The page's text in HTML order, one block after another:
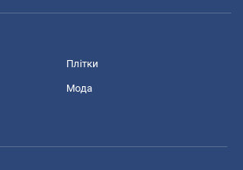
Плітки
Мода